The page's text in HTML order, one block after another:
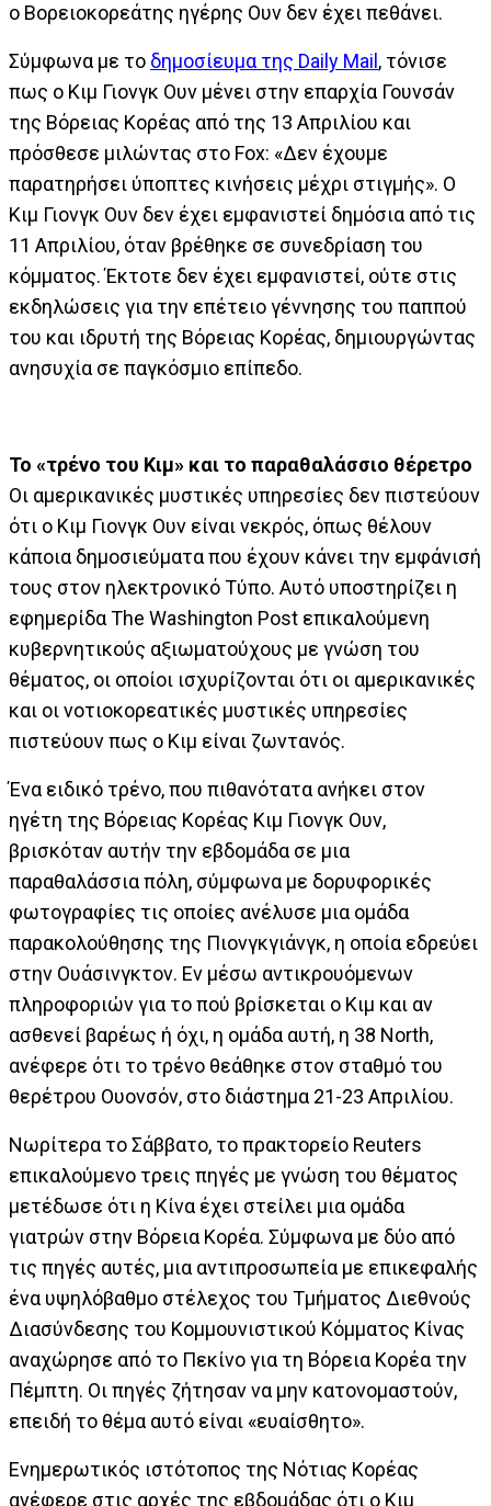
ο Βορειοκορεάτης ηγέρης Ουν δεν έχει πεθάνει.
Σύμφωνα με το δημοσίευμα της Daily Mail , τόνισε
πως ο Κιμ Γιονγκ Ουν μένει στην επαρχία Γουνσάν
της Βόρειας Κορέας από της 13 Απριλίου και
πρόσθεσε μιλώντας στο Fox: «Δεν έχουμε
παρατηρήσει ύποπτες κινήσεις μέχρι στιγμής». Ο
Κιμ Γιονγκ Ουν δεν έχει εμφανιστεί δημόσια από τις
11 Απριλίου, όταν βρέθηκε σε συνεδρίαση του
κόμματος. Έκτοτε δεν έχει εμφανιστεί, ούτε στις
εκδηλώσεις για την επέτειο γέννησης του παππού
του και ιδρυτή της Βόρειας Κορέας, δημιουργώντας
ανησυχία σε παγκόσμιο επίπεδο.
Το «τρένο του Κιμ» και το παραθαλάσσιο θέρετρο
Οι αμερικανικές μυστικές υπηρεσίες δεν πιστεύουν
ότι ο Κιμ Γιονγκ Ουν είναι νεκρός, όπως θέλουν
κάποια δημοσιεύματα που έχουν κάνει την εμφάνισή
τους στον ηλεκτρονικό Τύπο. Αυτό υποστηρίζει η
εφημερίδα The Washington Post επικαλούμενη
κυβερνητικούς αξιωματούχους με γνώση του
θέματος, οι οποίοι ισχυρίζονται ότι οι αμερικανικές
και οι νοτιοκορεατικές μυστικές υπηρεσίες
πιστεύουν πως ο Κιμ είναι ζωντανός.
Ένα ειδικό τρένο, που πιθανότατα ανήκει στον
ηγέτη της Βόρειας Κορέας Κιμ Γιονγκ Ουν,
βρισκόταν αυτήν την εβδομάδα σε μια
παραθαλάσσια πόλη, σύμφωνα με δορυφορικές
φωτογραφίες τις οποίες ανέλυσε μια ομάδα
παρακολούθησης της Πιονγκγιάνγκ, η οποία εδρεύει
στην Ουάσινγκτον. Εν μέσω αντικρουόμενων
πληροφοριών για το πού βρίσκεται ο Κιμ και αν
ασθενεί βαρέως ή όχι, η ομάδα αυτή, η 38 North,
ανέφερε ότι το τρένο θεάθηκε στον σταθμό του
θερέτρου Ουονσόν, στο διάστημα 21-23 Απριλίου.
Νωρίτερα το Σάββατο, το πρακτορείο Reuters
επικαλούμενο τρεις πηγές με γνώση του θέματος
μετέδωσε ότι η Κίνα έχει στείλει μια ομάδα
γιατρών στην Βόρεια Κορέα. Σύμφωνα με δύο από
τις πηγές αυτές, μια αντιπροσωπεία με επικεφαλής
ένα υψηλόβαθμο στέλεχος του Τμήματος Διεθνούς
Διασύνδεσης του Κομμουνιστικού Κόμματος Κίνας
αναχώρησε από το Πεκίνο για τη Βόρεια Κορέα την
Πέμπτη. Οι πηγές ζήτησαν να μην κατονομαστούν,
επειδή το θέμα αυτό είναι «ευαίσθητο».
Ενημερωτικός ιστότοπος της Νότιας Κορέας
ανέφερε στις αρχές της εβδομάδας ότι ο Κιμ